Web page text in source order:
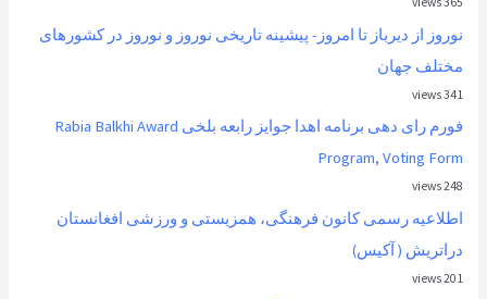
نوروز از ديرباز تا امروز- پیشینه تاریخی نوروز و نوروز در کشورهای
مختلف جهان
341 views
فورم رای دهی برنامه اهدا جوایز رابعه بلخی Rabia Balkhi Award
Program, Voting Form
248 views
اطلاعیه رسمی کانون فرهنگی، همزیستی و ورزشی افغانستان
دراتریش ( آکیس)
201 views